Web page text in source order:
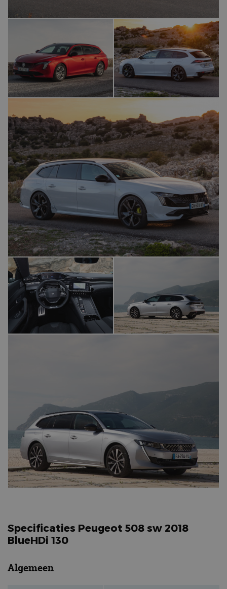
Specificaties Peugeot 508 sw 2018
BlueHDi 130
Algemeen